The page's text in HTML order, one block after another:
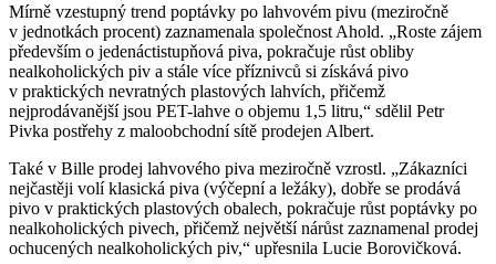
Mírně vzestupný trend poptávky po lahvovém pivu (meziročně
v jednotkách procent) zaznamenala společnost Ahold. „Roste zájem
především o jedenáctistupňová piva, pokračuje růst obliby
nealkoholických piv a stále více příznivců si získává pivo
v praktických nevratných plastových lahvích, přičemž
nejprodávanější jsou PET-lahve o objemu 1,5 litru,“ sdělil Petr
Pivka postřehy z maloobchodní sítě prodejen Albert.
Také v Bille prodej lahvového piva meziročně vzrostl. „Zákazníci
nejčastěji volí klasická piva (výčepní a ležáky), dobře se prodává
pivo v praktických plastových obalech, pokračuje růst poptávky po
nealkoholických pivech, přičemž největší nárůst zaznamenal prodej
ochucených nealkoholických piv,“ upřesnila Lucie Borovičková.